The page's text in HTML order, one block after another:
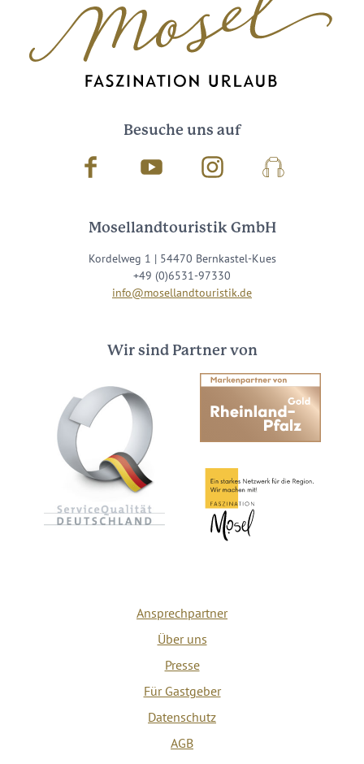
Besuche uns auf
Facebook Youtube InstagramPodcast
Mosellandtouristik GmbH
Kordelweg 1 | 54470 Bernkastel-Kues
+49 (0)6531-97330
info@mosellandtouristik.de
Wir sind Partner von
Ansprechpartner
Über uns
Presse
Für Gastgeber
Datenschutz
AGB